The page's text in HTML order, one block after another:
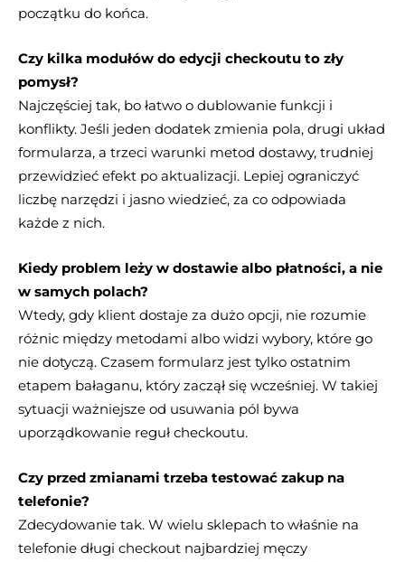
początku do końca.
Czy kilka modułów do edycji checkoutu to zły
pomysł?
Najczęściej tak, bo łatwo o dublowanie funkcji i
konflikty. Jeśli jeden dodatek zmienia pola, drugi układ
formularza, a trzeci warunki metod dostawy, trudniej
przewidzieć efekt po aktualizacji. Lepiej ograniczyć
liczbę narzędzi i jasno wiedzieć, za co odpowiada
każde z nich.
Kiedy problem leży w dostawie albo płatności, a nie
w samych polach?
Wtedy, gdy klient dostaje za dużo opcji, nie rozumie
różnic między metodami albo widzi wybory, które go
nie dotyczą. Czasem formularz jest tylko ostatnim
etapem bałaganu, który zaczął się wcześniej. W takiej
sytuacji ważniejsze od usuwania pól bywa
uporządkowanie reguł checkoutu.
Czy przed zmianami trzeba testować zakup na
telefonie?
Zdecydowanie tak. W wielu sklepach to właśnie na
telefonie długi checkout najbardziej męczy